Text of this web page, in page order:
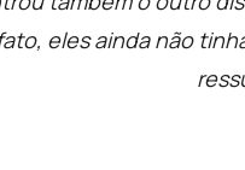
eles ainda não